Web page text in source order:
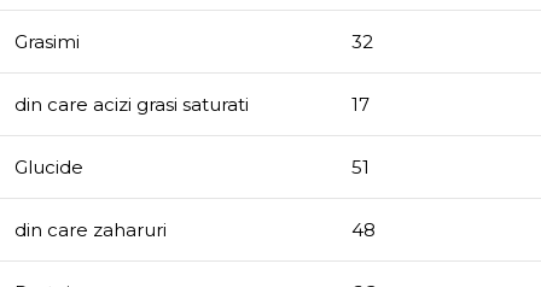
Grasimi 32
din care acizi grasi saturati 17
Glucide 51
din care zaharuri 48